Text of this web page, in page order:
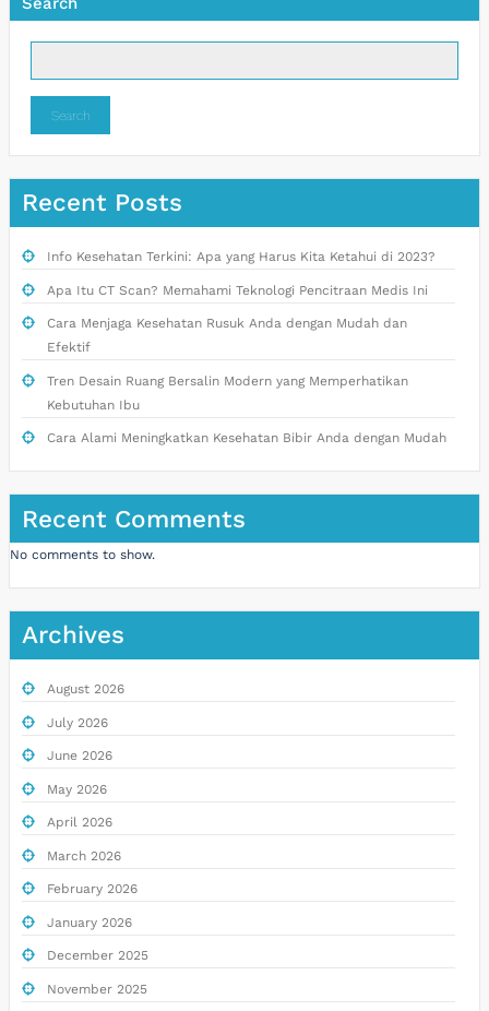
Search
Recent Posts
Info Kesehatan Terkini: Apa yang Harus Kita Ketahui di 2023?
Apa Itu CT Scan? Memahami Teknologi Pencitraan Medis Ini
Cara Menjaga Kesehatan Rusuk Anda dengan Mudah dan
Efektif
Tren Desain Ruang Bersalin Modern yang Memperhatikan
Kebutuhan Ibu
Cara Alami Meningkatkan Kesehatan Bibir Anda dengan Mudah
Recent Comments
No comments to show.
Archives
August 2026
July 2026
June 2026
May 2026
April 2026
March 2026
February 2026
January 2026
December 2025
November 2025